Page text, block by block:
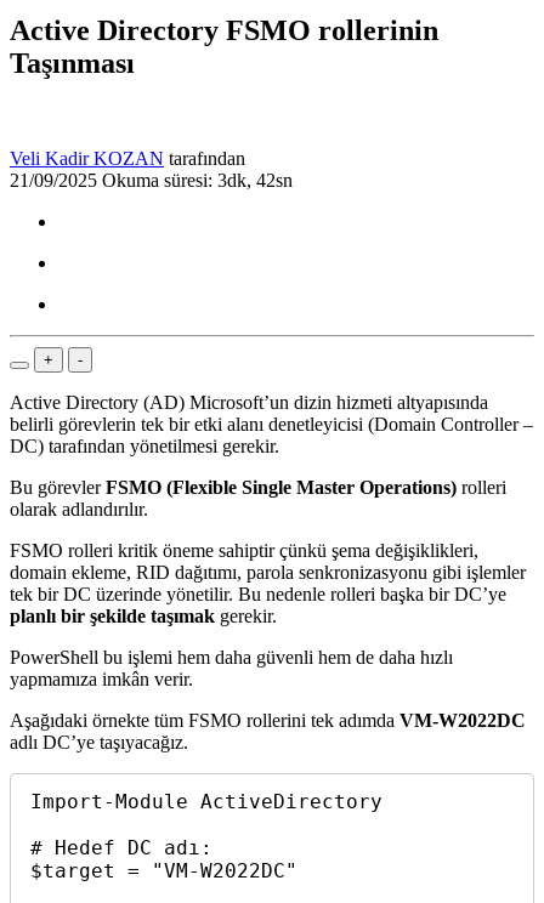
Active Directory FSMO rollerinin
Taşınması
Veli Kadir KOZAN tarafından
21/09/2025 Okuma süresi: 3dk, 42sn
+ -
Active Directory (AD) Microsoft’un dizin hizmeti altyapısında
belirli görevlerin tek bir etki alanı denetleyicisi (Domain Controller –
DC) tarafından yönetilmesi gerekir.
Bu görevlerFSMO (Flexible Single Master Operations) rolleri
olarak adlandırılır.
FSMO rolleri kritik öneme sahiptir çünkü şema değişiklikleri,
domain ekleme, RID dağıtımı, parola senkronizasyonu gibi işlemler
tek bir DC üzerinde yönetilir. Bu nedenle rolleri başka bir DC’ye
planlı bir şekilde taşımak gerekir.
PowerShell bu işlemi hem daha güvenli hem de daha hızlı
yapmamıza imkân verir.
Aşağıdaki örnekte tüm FSMO rollerini tek adımda VM-W2022DC
adlı DC’ye taşıyacağız.
Import-Module ActiveDirectory
# Hedef DC adı:
$target = "VM-W2022DC"